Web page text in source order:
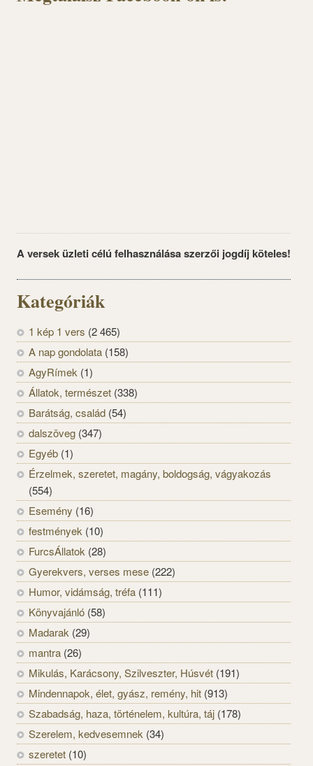
A versek üzleti célú felhasználása szerzői jogdíj köteles!
Kategóriák
1 kép 1 vers (2 465)
A nap gondolata (158)
AgyRímek (1)
Állatok, természet (338)
Barátság, család (54)
dalszöveg (347)
Egyéb (1)
Érzelmek, szeretet, magány, boldogság, vágyakozás
(554)
Esemény (16)
festmények (10)
FurcsÁllatok (28)
Gyerekvers, verses mese (222)
Humor, vidámság, tréfa (111)
Könyvajánló (58)
Madarak (29)
mantra (26)
Mikulás, Karácsony, Szilveszter, Húsvét (191)
Mindennapok, élet, gyász, remény, hit (913)
Szabadság, haza, történelem, kultúra, táj (178)
Szerelem, kedvesemnek (34)
szeretet (10)